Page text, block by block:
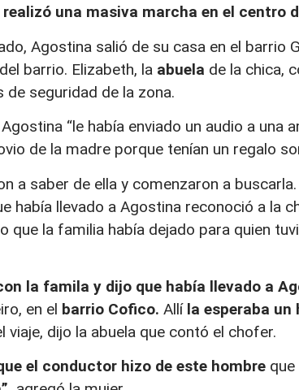
una masiva marcha en el centro
Agostina salió de su casa en el barrio
barrio. Elizabeth, la abuela de la chica,
seguridad de la zona.
“le había enviado un audio a una
de la madre porque tenían un regalo
a saber de ella y comenzaron a
había llevado a Agostina reconoció a la
que la familia había dejado para quien
la famila y dijo que había llevado a
en el barrio Cofico. Allíla esperaba un
viaje, dijo la abuela que contó el chofer.
el conductor hizo de este hombre